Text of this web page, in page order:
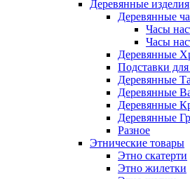
Деревянные изделия
Деревянные
Часы
Часы
Деревянные
Подставки
Деревянные
Деревянные
Деревянные
Деревянные
Разное
Этнические товары
Этно скатерти
Этно жилетки